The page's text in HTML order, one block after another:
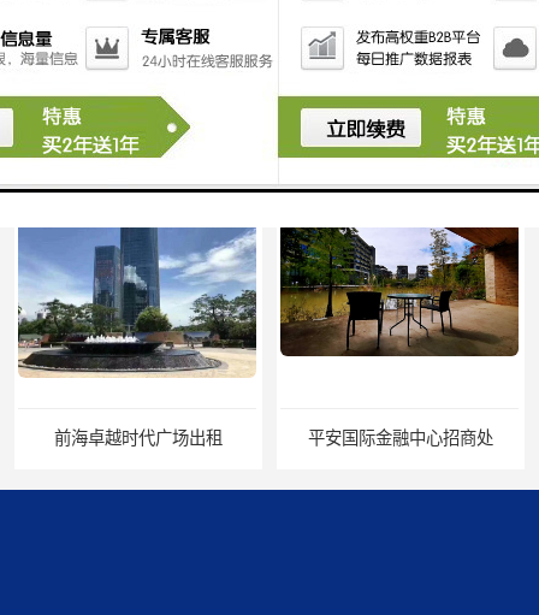
产品推荐
越时代广场出租 平安国际金融中心招商处
南头 高新园
深圳超级总部基地 后海
蛇口 南油
龙岗区 科技园北区
宝安西乡 宝安新安
光明区
龙华观澜 南山桃园